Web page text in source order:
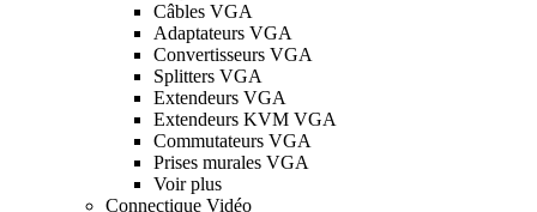
Câbles VGA
Adaptateurs VGA
Convertisseurs VGA
Splitters VGA
Extendeurs VGA
Extendeurs KVM VGA
Commutateurs VGA
Prises murales VGA
Voir plus
Connectique Vidéo